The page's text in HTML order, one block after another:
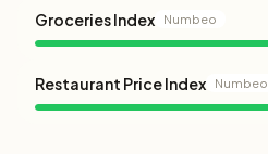
Groceries Index Numbeo
Restaurant Price Index Numbeo